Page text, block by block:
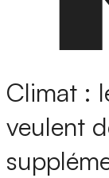
Climat :
veulent